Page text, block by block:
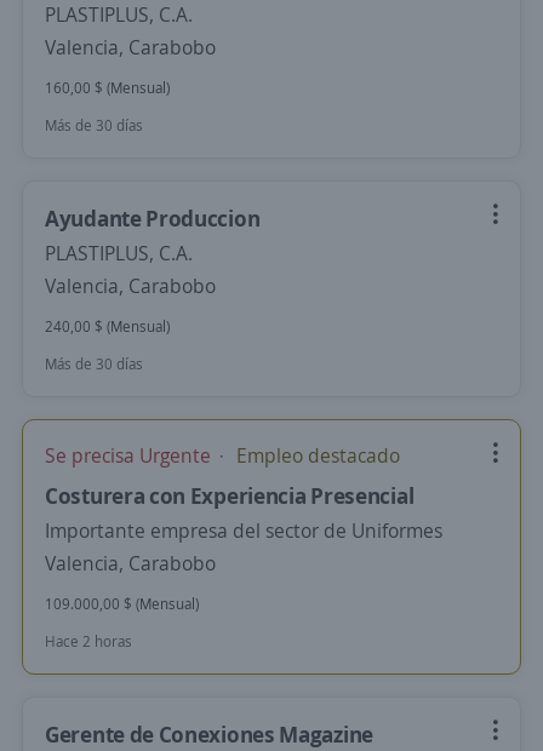
PLASTIPLUS, C.A.
Valencia, Carabobo
160,00 $ (Mensual)
Más de 30 días
Ayudante Produccion
PLASTIPLUS, C.A.
Valencia, Carabobo
240,00 $ (Mensual)
Más de 30 días
Se precisa Urgente Empleo destacado
Costurera con Experiencia Presencial
Importante empresa del sector de Uniformes
Valencia, Carabobo
109.000,00 $ (Mensual)
Hace 2 horas
Gerente de Conexiones Magazine